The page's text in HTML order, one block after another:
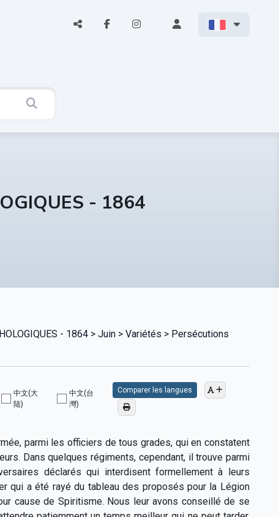
- 1864
- 1864 > Juin > Variétés > Persécutions
中文(大
陆)
中文(台
灣)
Comparer les langues
parmi les officiers de tous grades, qui en constatent
Dans quelques régiments, cependant, il trouve parmi
déclarés qui interdisent formellement à leurs
qui a été rayé du tableau des proposés pour la Légion
cause de Spiritisme. Nous leur avons conseillé de se